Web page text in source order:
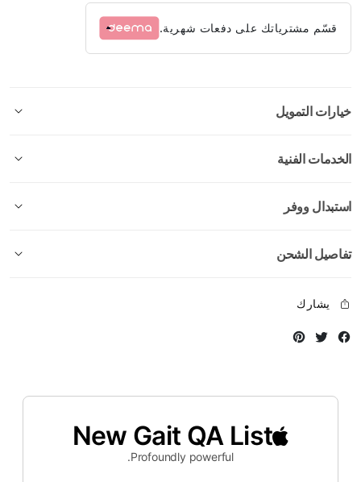
قسّم مشترياتك على دفعات شهرية.
خيارات التمويل
الخدمات الفنية
استبدال ووفر
تفاصيل الشحن
يشارك
Facebook
Twitter
New Gait QA List
Profoundly powerful.